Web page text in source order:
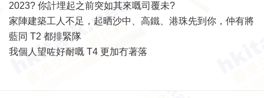
2023? 你計埋起之前突如其來嘅司覆未?
家陣建築工人不足，起晒沙中、高鐵、港珠先到你，仲有將
藍同 T2 都排緊隊
我個人望咗好耐嘅 T4 更加冇著落